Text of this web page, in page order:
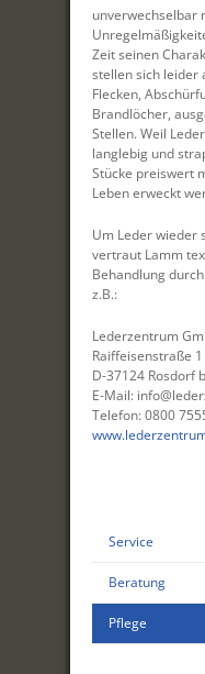
unverwechselbar
Zeit seinen
stellen sich leider
Flecken,
Brandlöcher,
Stellen. Weil
langlebig und
Stücke preiswert
Leben erweckt
Um Leder wieder
vertraut Lamm
Behandlung
z.B.:
Lederzentrum
Raiffeisenstraße 1
D-37124 Rosdorf
E-Mail:
Telefon: 0800
Service
Beratung
Pflege